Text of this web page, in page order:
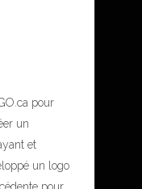
pour
un
et
un logo